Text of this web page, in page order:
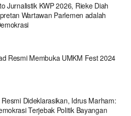
Jurnalistik KWP 2026, Rieke Diah
Wartawan Parlemen adalah
Resmi Membuka UMKM Fest 2024
Dideklarasikan, Idrus Marham:
Terjebak Politik Bayangan